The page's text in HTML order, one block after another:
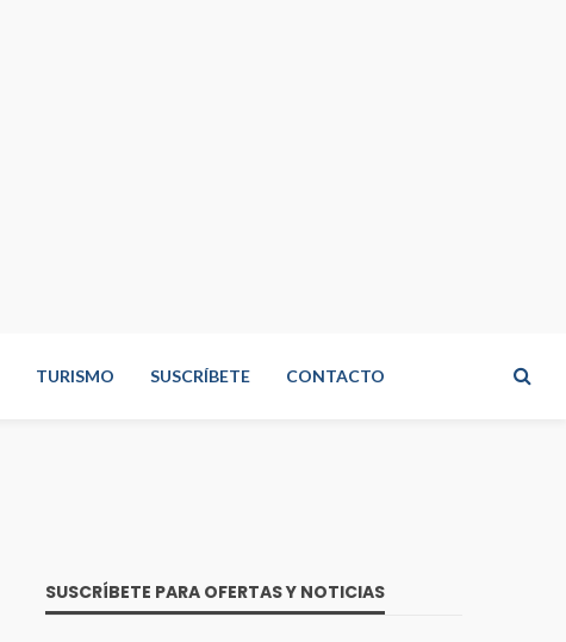
TURISMO SUSCRÍBETE CONTACTO
SUSCRÍBETE PARA OFERTAS Y NOTICIAS